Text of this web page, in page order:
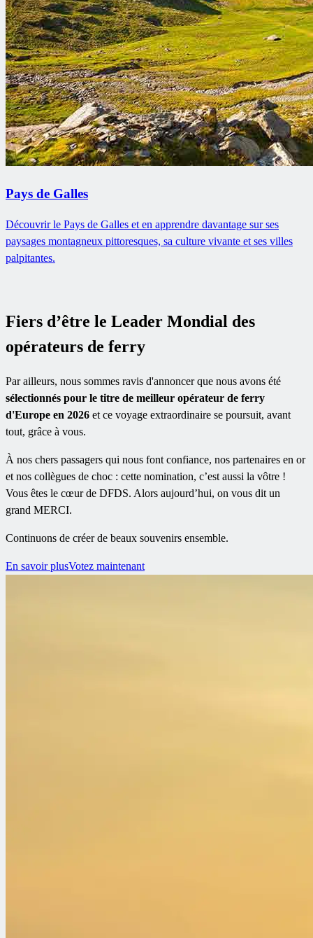
Pays de Galles
Découvrir le Pays de Galles et en apprendre davantage sur ses
paysages montagneux pittoresques, sa culture vivante et ses villes
palpitantes.
Fiers d’être le Leader Mondial des
opérateurs de ferry
Par ailleurs, nous sommes ravis d'annoncer que nous avons été
sélectionnés pour le titre de meilleur opérateur de ferry
d'Europe en 2026 et ce voyage extraordinaire se poursuit, avant
tout, grâce à vous.
À nos chers passagers qui nous font confiance, nos partenaires en or
et nos collègues de choc : cette nomination, c’est aussi la vôtre !
Vous êtes le cœur de DFDS. Alors aujourd’hui, on vous dit un
grand MERCI.
Continuons de créer de beaux souvenirs ensemble.
En savoir plusVotez maintenant